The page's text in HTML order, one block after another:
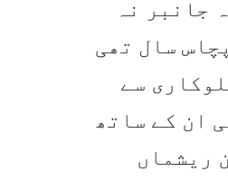
جانبر نہ
سال تھی
سے
ان کے ساتھ
ریشماں